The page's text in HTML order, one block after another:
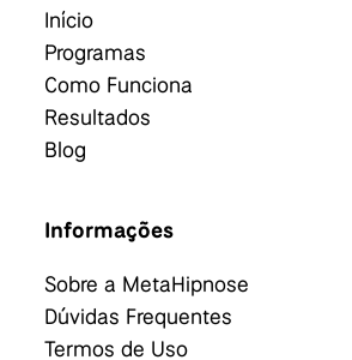
Início
Programas
Como Funciona
Resultados
Blog
Informações
Sobre a MetaHipnose
Dúvidas Frequentes
Termos de Uso